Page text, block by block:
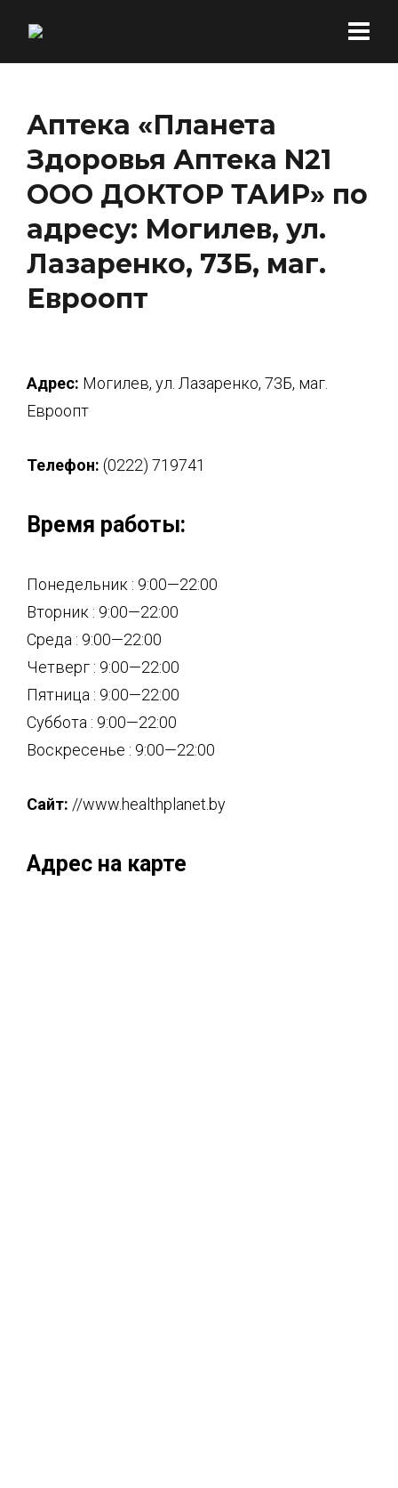
Аптека «Планета
Здоровья Аптека N21
ООО ДОКТОР ТАИР» по
адресу: Могилев, ул.
Лазаренко, 73Б, маг.
Евроопт
Адрес: Могилев, ул. Лазаренко, 73Б, маг.
Евроопт
Телефон: (0222) 719741
Время работы:
Понедельник : 9:00—22:00
Вторник : 9:00—22:00
Среда : 9:00—22:00
Четверг : 9:00—22:00
Пятница : 9:00—22:00
Суббота : 9:00—22:00
Воскресенье : 9:00—22:00
Сайт: //www.healthplanet.by
Адрес на карте